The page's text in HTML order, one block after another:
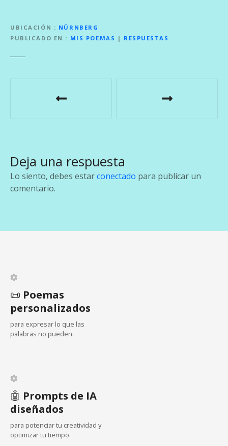
UBICACIÓN
NÜRNBERG
PUBLICADO EN
MIS POEMAS | RESPUESTAS
g
a
i
n
d
e
e
t
r
a
Deja una respuesta
Lo siento, debes estarconectado para publicar un
comentario.
📜 Poemas
personalizados
para expresar lo que las
palabras no pueden.
🤖 Prompts de IA
diseñados
para potenciar tu creatividad y
optimizar tu tiempo.